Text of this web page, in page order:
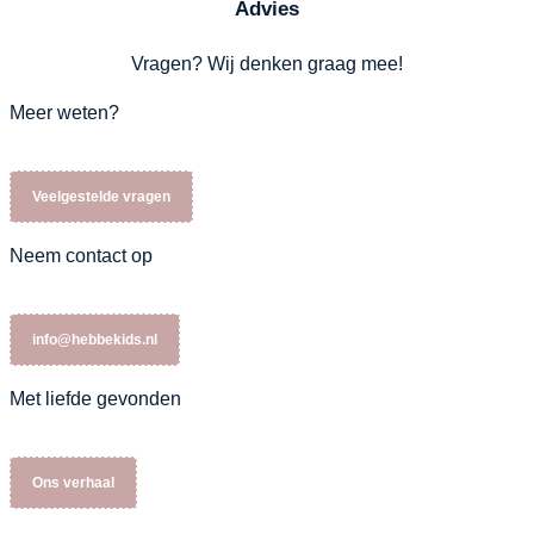
Advies
Vragen? Wij denken graag mee!
Meer weten?
Veelgestelde vragen
Neem contact op
info@hebbekids.nl
Met liefde gevonden
Ons verhaal